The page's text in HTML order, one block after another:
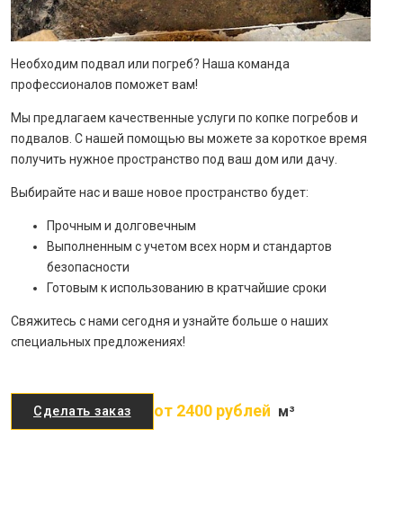
Необходим подвал или погреб? Наша команда
профессионалов поможет вам!
Мы предлагаем качественные услуги по копке погребов и
подвалов. С нашей помощью вы можете за короткое время
получить нужное пространство под ваш дом или дачу.
Выбирайте нас и ваше новое пространство будет:
Прочным и долговечным
Выполненным с учетом всех норм и стандартов
безопасности
Готовым к использованию в кратчайшие сроки
Свяжитесь с нами сегодня и узнайте больше о наших
специальных предложениях!
Сделать заказ от 2400 рублей м³